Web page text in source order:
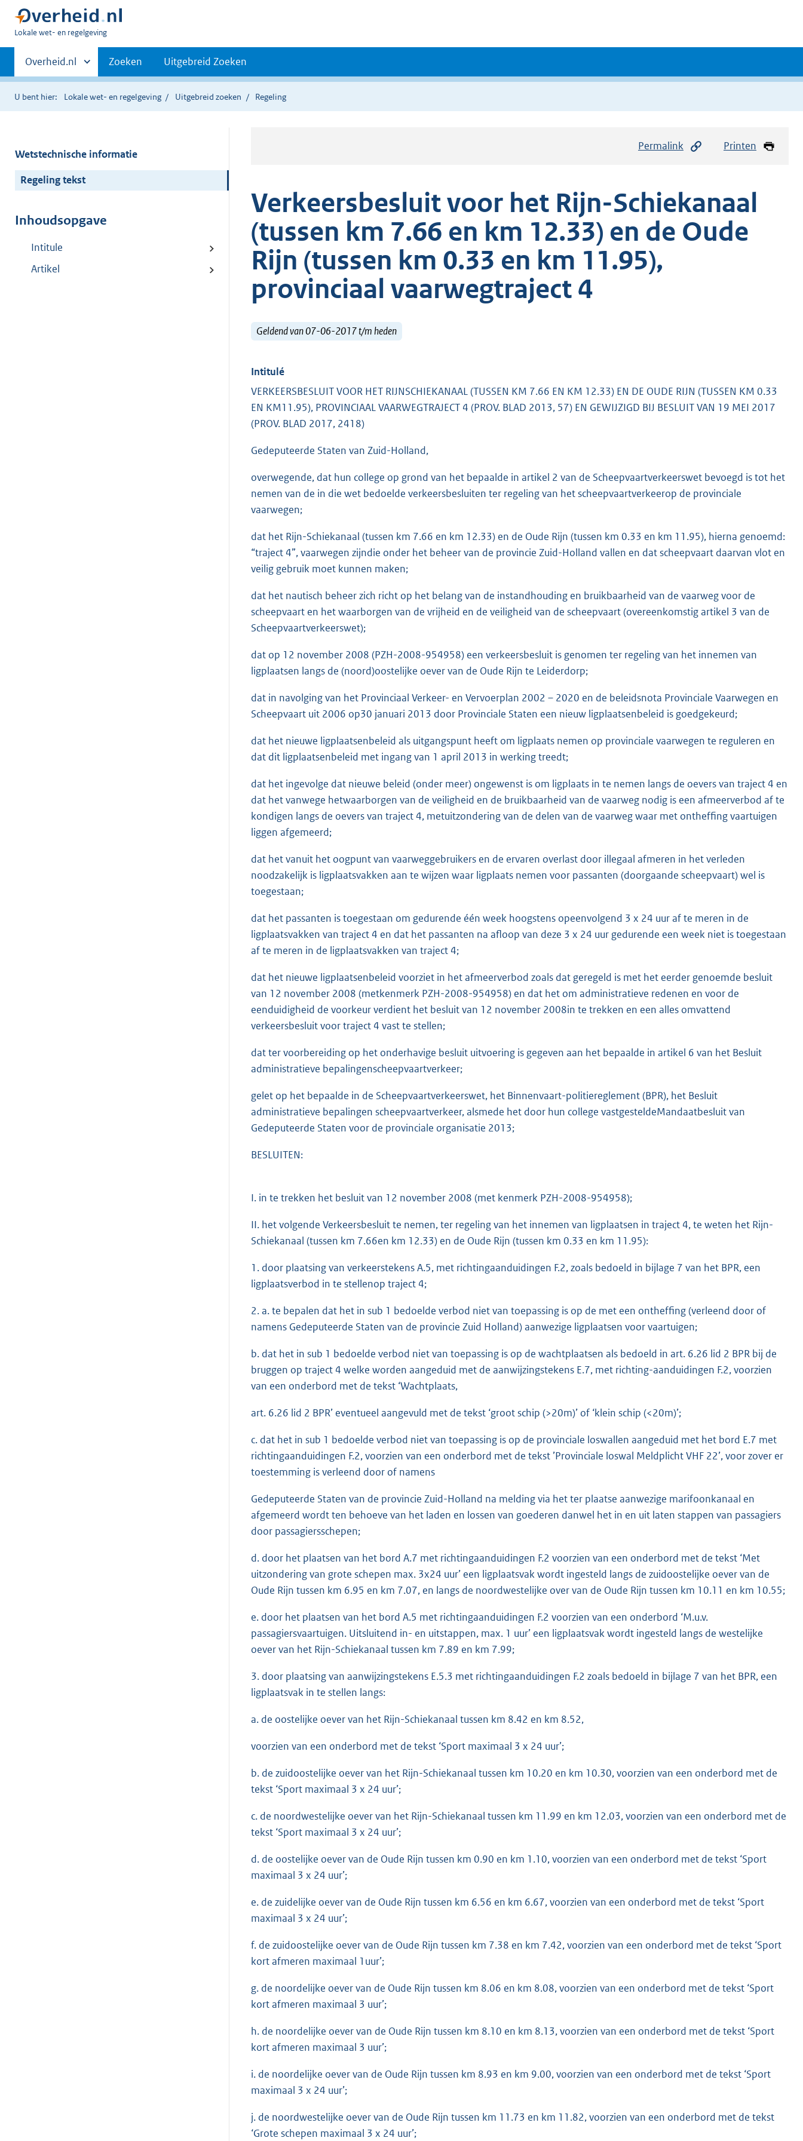
U
hier:
Lokale wet- en regelgeving
Primaire
navigatie
Andere
sites
binnen
Overheid.nl Zoeken Uitgebreid Zoeken
U bent hier: Lokale wet- en regelgeving Uitgebreid zoeken Regeling
Wetstechnische informatie
Regeling tekst
Inhoudsopgave
Intitule
Artikel
Permalink Printen
Verkeersbesluit voor het Rijn-Schiekanaal
(tussen km 7.66 en km 12.33) en de Oude
Rijn (tussen km 0.33 en km 11.95),
provinciaal vaarwegtraject 4
Geldend van 07-06-2017 t/m heden
Intitulé
VERKEERSBESLUIT VOOR HET RIJNSCHIEKANAAL (TUSSEN KM 7.66 EN KM 12.33) EN DE OUDE RIJN (TUSSEN KM 0.33
EN KM11.95), PROVINCIAAL VAARWEGTRAJECT 4 (PROV. BLAD 2013, 57) EN GEWIJZIGD BIJ BESLUIT VAN 19 MEI 2017
(PROV. BLAD 2017, 2418)
Gedeputeerde Staten van Zuid-Holland,
overwegende, dat hun college op grond van het bepaalde in artikel 2 van de Scheepvaartverkeerswet bevoegd is tot het
nemen van de in die wet bedoelde verkeersbesluiten ter regeling van het scheepvaartverkeerop de provinciale
vaarwegen;
dat het Rijn-Schiekanaal (tussen km 7.66 en km 12.33) en de Oude Rijn (tussen km 0.33 en km 11.95), hierna genoemd:
“traject 4”, vaarwegen zijndie onder het beheer van de provincie Zuid-Holland vallen en dat scheepvaart daarvan vlot en
veilig gebruik moet kunnen maken;
dat het nautisch beheer zich richt op het belang van de instandhouding en bruikbaarheid van de vaarweg voor de
scheepvaart en het waarborgen van de vrijheid en de veiligheid van de scheepvaart (overeenkomstig artikel 3 van de
Scheepvaartverkeerswet);
dat op 12 november 2008 (PZH-2008-954958) een verkeersbesluit is genomen ter regeling van het innemen van
ligplaatsen langs de (noord)oostelijke oever van de Oude Rijn te Leiderdorp;
dat in navolging van het Provinciaal Verkeer- en Vervoerplan 2002 – 2020 en de beleidsnota Provinciale Vaarwegen en
Scheepvaart uit 2006 op30 januari 2013 door Provinciale Staten een nieuw ligplaatsenbeleid is goedgekeurd;
dat het nieuwe ligplaatsenbeleid als uitgangspunt heeft om ligplaats nemen op provinciale vaarwegen te reguleren en
dat dit ligplaatsenbeleid met ingang van 1 april 2013 in werking treedt;
dat het ingevolge dat nieuwe beleid (onder meer) ongewenst is om ligplaats in te nemen langs de oevers van traject 4 en
dat het vanwege hetwaarborgen van de veiligheid en de bruikbaarheid van de vaarweg nodig is een afmeerverbod af te
kondigen langs de oevers van traject 4, metuitzondering van de delen van de vaarweg waar met ontheffing vaartuigen
liggen afgemeerd;
dat het vanuit het oogpunt van vaarweggebruikers en de ervaren overlast door illegaal afmeren in het verleden
noodzakelijk is ligplaatsvakken aan te wijzen waar ligplaats nemen voor passanten (doorgaande scheepvaart) wel is
toegestaan;
dat het passanten is toegestaan om gedurende één week hoogstens opeenvolgend 3 x 24 uur af te meren in de
ligplaatsvakken van traject 4 en dat het passanten na afloop van deze 3 x 24 uur gedurende een week niet is toegestaan
af te meren in de ligplaatsvakken van traject 4;
dat het nieuwe ligplaatsenbeleid voorziet in het afmeerverbod zoals dat geregeld is met het eerder genoemde besluit
van 12 november 2008 (metkenmerk PZH-2008-954958) en dat het om administratieve redenen en voor de
eenduidigheid de voorkeur verdient het besluit van 12 november 2008in te trekken en een alles omvattend
verkeersbesluit voor traject 4 vast te stellen;
dat ter voorbereiding op het onderhavige besluit uitvoering is gegeven aan het bepaalde in artikel 6 van het Besluit
administratieve bepalingenscheepvaartverkeer;
gelet op het bepaalde in de Scheepvaartverkeerswet, het Binnenvaart-politiereglement (BPR), het Besluit
administratieve bepalingen scheepvaartverkeer, alsmede het door hun college vastgesteldeMandaatbesluit van
Gedeputeerde Staten voor de provinciale organisatie 2013;
BESLUITEN:
I. in te trekken het besluit van 12 november 2008 (met kenmerk PZH-2008-954958);
II. het volgende Verkeersbesluit te nemen, ter regeling van het innemen van ligplaatsen in traject 4, te weten het Rijn-
Schiekanaal (tussen km 7.66en km 12.33) en de Oude Rijn (tussen km 0.33 en km 11.95):
1. door plaatsing van verkeerstekens A.5, met richtingaanduidingen F.2, zoals bedoeld in bijlage 7 van het BPR, een
ligplaatsverbod in te stellenop traject 4;
2. a. te bepalen dat het in sub 1 bedoelde verbod niet van toepassing is op de met een ontheffing (verleend door of
namens Gedeputeerde Staten van de provincie Zuid Holland) aanwezige ligplaatsen voor vaartuigen;
b. dat het in sub 1 bedoelde verbod niet van toepassing is op de wachtplaatsen als bedoeld in art. 6.26 lid 2 BPR bij de
bruggen op traject 4 welke worden aangeduid met de aanwijzingstekens E.7, met richting-aanduidingen F.2, voorzien
van een onderbord met de tekst ‘Wachtplaats,
art. 6.26 lid 2 BPR’ eventueel aangevuld met de tekst ‘groot schip (>20m)’ of ‘klein schip (<20m)’;
c. dat het in sub 1 bedoelde verbod niet van toepassing is op de provinciale loswallen aangeduid met het bord E.7 met
richtingaanduidingen F.2, voorzien van een onderbord met de tekst ’Provinciale loswal Meldplicht VHF 22’, voor zover er
toestemming is verleend door of namens
Gedeputeerde Staten van de provincie Zuid-Holland na melding via het ter plaatse aanwezige marifoonkanaal en
afgemeerd wordt ten behoeve van het laden en lossen van goederen danwel het in en uit laten stappen van passagiers
door passagiersschepen;
d. door het plaatsen van het bord A.7 met richtingaanduidingen F.2 voorzien van een onderbord met de tekst ‘Met
uitzondering van grote schepen max. 3x24 uur’ een ligplaatsvak wordt ingesteld langs de zuidoostelijke oever van de
Oude Rijn tussen km 6.95 en km 7.07, en langs de noordwestelijke over van de Oude Rijn tussen km 10.11 en km 10.55;
e. door het plaatsen van het bord A.5 met richtingaanduidingen F.2 voorzien van een onderbord ‘M.u.v.
passagiersvaartuigen. Uitsluitend in- en uitstappen, max. 1 uur’ een ligplaatsvak wordt ingesteld langs de westelijke
oever van het Rijn-Schiekanaal tussen km 7.89 en km 7.99;
3. door plaatsing van aanwijzingstekens E.5.3 met richtingaanduidingen F.2 zoals bedoeld in bijlage 7 van het BPR, een
ligplaatsvak in te stellen langs:
a. de oostelijke oever van het Rijn-Schiekanaal tussen km 8.42 en km 8.52,
voorzien van een onderbord met de tekst ‘Sport maximaal 3 x 24 uur’;
b. de zuidoostelijke oever van het Rijn-Schiekanaal tussen km 10.20 en km 10.30, voorzien van een onderbord met de
tekst ‘Sport maximaal 3 x 24 uur’;
c. de noordwestelijke oever van het Rijn-Schiekanaal tussen km 11.99 en km 12.03, voorzien van een onderbord met de
tekst ‘Sport maximaal 3 x 24 uur’;
d. de oostelijke oever van de Oude Rijn tussen km 0.90 en km 1.10, voorzien van een onderbord met de tekst ‘Sport
maximaal 3 x 24 uur’;
e. de zuidelijke oever van de Oude Rijn tussen km 6.56 en km 6.67, voorzien van een onderbord met de tekst ‘Sport
maximaal 3 x 24 uur’;
f. de zuidoostelijke oever van de Oude Rijn tussen km 7.38 en km 7.42, voorzien van een onderbord met de tekst ‘Sport
kort afmeren maximaal 1uur’;
g. de noordelijke oever van de Oude Rijn tussen km 8.06 en km 8.08, voorzien van een onderbord met de tekst ‘Sport
kort afmeren maximaal 3 uur’;
h. de noordelijke oever van de Oude Rijn tussen km 8.10 en km 8.13, voorzien van een onderbord met de tekst ‘Sport
kort afmeren maximaal 3 uur’;
i. de noordelijke oever van de Oude Rijn tussen km 8.93 en km 9.00, voorzien van een onderbord met de tekst ‘Sport
maximaal 3 x 24 uur’;
j. de noordwestelijke oever van de Oude Rijn tussen km 11.73 en km 11.82, voorzien van een onderbord met de tekst
‘Grote schepen maximaal 3 x 24 uur’;